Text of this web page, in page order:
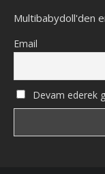
Multibabydoll'den
Email
Devam ederek